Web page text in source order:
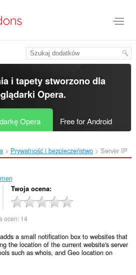
i tapety stworzono dla
Opera.
Opera Free for Android
Prywatność i bezpieczeństwo Server IP‎
Twoja ocena
ocen: 14
a small notification box to websites that
the location of the current website's server
such as whois, and Geo location on